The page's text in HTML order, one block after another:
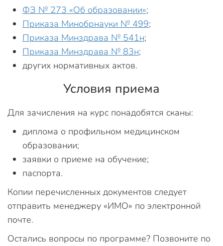
ФЗ № 273 «Об образовании»;
Приказа Минобрнауки № 499;
Приказа Минздрава № 541н;
Приказа Минздрава № 83н;
других нормативных актов.
Условия приема
Для зачисления на курс понадобятся сканы:
диплома о профильном медицинском
образовании;
заявки о приеме на обучение;
паспорта.
Копии перечисленных документов следует
отправить менеджеру «ИМО» по электронной
почте.
Остались вопросы по программе? Позвоните по